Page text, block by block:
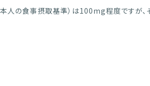
人の食事摂取基準）は100mg程度ですが、